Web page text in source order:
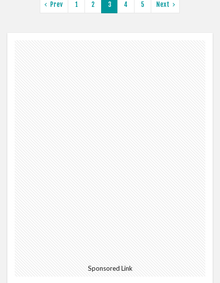
Prev 1 2 3 4 5 Next
Sponsored Link